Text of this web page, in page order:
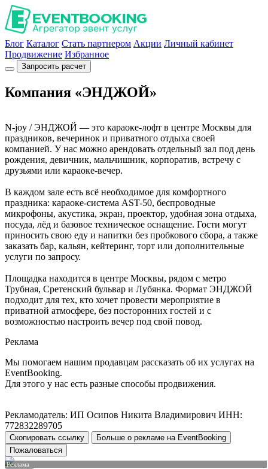
Блог Каталог Стать партнером Акции Личный кабинет
Продвижение Избранное
Запросить расчет
Компания «ЭНДЖОЙ»
N-joy / ЭНДЖОЙ — это караоке-лофт в центре Москвы для
праздников, вечеринок и приватного отдыха своей
компанией. У нас можно арендовать отдельный зал под день
рождения, девичник, мальчишник, корпоратив, встречу с
друзьями или караоке-вечер.
В каждом зале есть всё необходимое для комфортного
праздника: караоке-система AST-50, беспроводные
микрофоны, акустика, экран, проектор, удобная зона отдыха,
посуда, лёд и базовое техническое оснащение. Гости могут
приносить свою еду и напитки без пробкового сбора, а также
заказать бар, кальян, кейтеринг, торт или дополнительные
услуги по запросу.
Площадка находится в центре Москвы, рядом с метро
Трубная, Сретенский бульвар и Лубянка. Формат ЭНДЖОЙ
подходит для тех, кто хочет провести мероприятие в
приватной атмосфере, без посторонних гостей и с
возможностью настроить вечер под свой повод.
Реклама
Мы помогаем нашим продавцам рассказать об их услугах на
EventBooking.
Для этого у нас есть разные способы продвижения.
Рекламодатель: ИП Осипов Никита Владимирович ИНН:
772832289705
Скопировать ссылку
Больше о рекламе на EventBooking
Пожаловаться
Реклама